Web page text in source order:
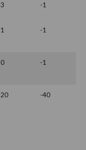
3
1
-1
-1
0 -1
20 -40